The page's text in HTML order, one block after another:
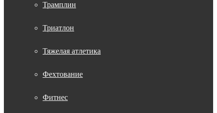
Трамплин
Триатлон
Тяжелая атлетика
Фехтование
Фитнес